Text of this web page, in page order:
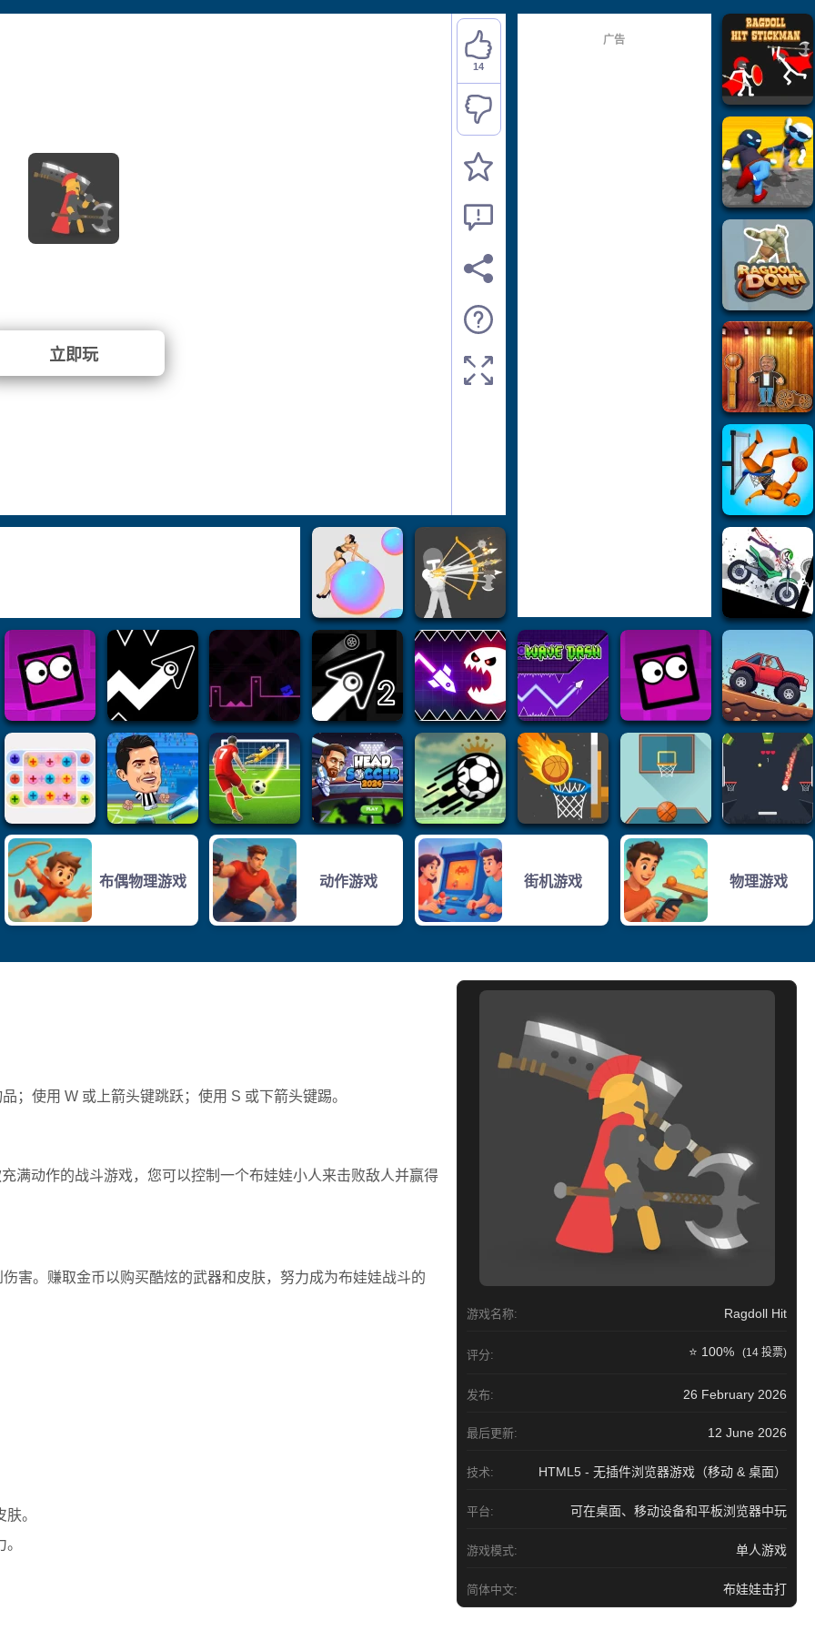
；使用 W 或上箭头键跳跃；使用 S 或下箭头键踢。
满动作的战斗游戏，您可以控制一个布娃娃小人来击败敌人并赢得
害。赚取金币以购买酷炫的武器和皮肤，努力成为布娃娃战斗的
。
游戏名称: Ragdoll Hit
评分: ⭐ 100% (14 投票)
发布: 26 February 2026
最后更新: 12 June 2026
技术: HTML5 - 无插件浏览器游戏（移动 & 桌面）
平台: 可在桌面、移动设备和平板浏览器中玩
游戏模式: 单人游戏
简体中文: 布娃娃击打
立即玩
14
广告
布偶物理游戏 动作游戏 街机游戏 物理游戏